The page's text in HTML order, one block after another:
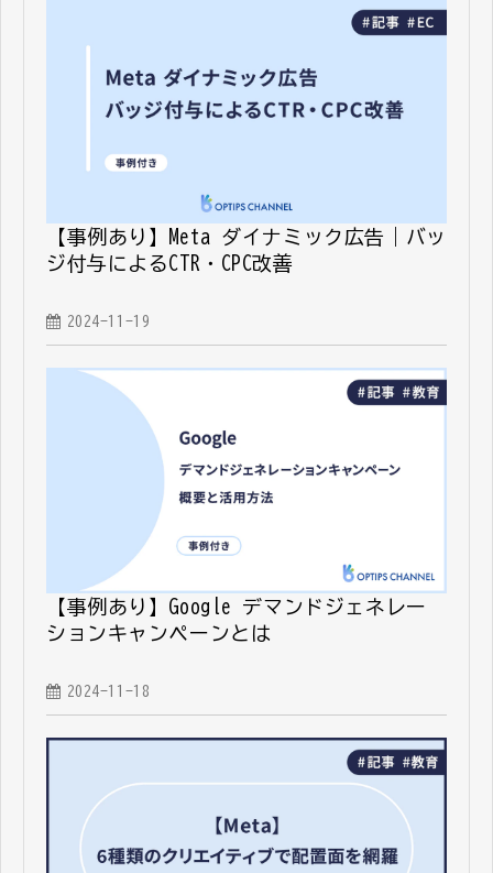
【事例あり】Meta ダイナミック広告｜バッ
ジ付与によるCTR・CPC改善
2024-11-19
【事例あり】Google デマンドジェネレー
ションキャンペーンとは
2024-11-18